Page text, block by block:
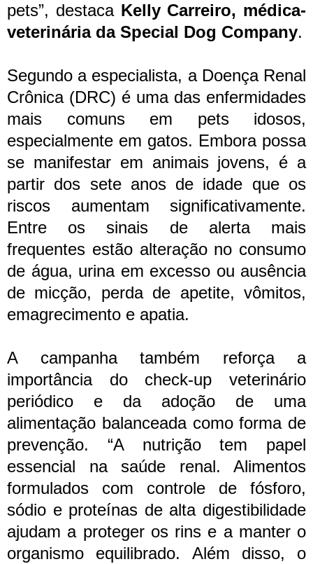
pets”, destaca Kelly Carreiro, médica-
veterinária da Special Dog Company.
Segundo a especialista, a Doença Renal
Crônica (DRC) é uma das enfermidades
mais comuns em pets idosos,
especialmente em gatos. Embora possa
se manifestar em animais jovens, é a
partir dos sete anos de idade que os
riscos aumentam significativamente.
Entre os sinais de alerta mais
frequentes estão alteração no consumo
de água, urina em excesso ou ausência
de micção, perda de apetite, vômitos,
emagrecimento e apatia.
A campanha também reforça a
importância do check-up veterinário
periódico e da adoção de uma
alimentação balanceada como forma de
prevenção. “A nutrição tem papel
essencial na saúde renal. Alimentos
formulados com controle de fósforo,
sódio e proteínas de alta digestibilidade
ajudam a proteger os rins e a manter o
organismo equilibrado. Além disso, o